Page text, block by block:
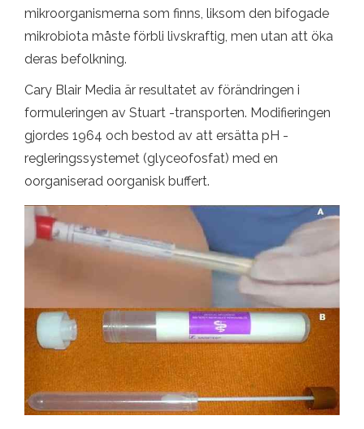
mikroorganismerna som finns, liksom den bifogade
mikrobiota måste förbli livskraftig, men utan att öka
deras befolkning.
Cary Blair Media är resultatet av förändringen i
formuleringen av Stuart -transporten. Modifieringen
gjordes 1964 och bestod av att ersätta pH -
regleringssystemet (glyceofosfat) med en
oorganiserad oorganisk buffert.